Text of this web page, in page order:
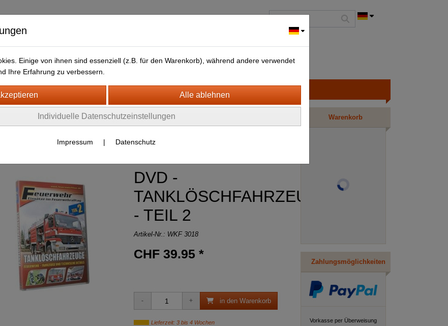
LIEFERFRISTEN ANFAHRTSWEG-GOOGLE MAP
- BLUE-RAY SOFTWARE
DVD + Blu-Ray(1)
DVD -
TANKLÖSCHFAHRZEUGE
- TEIL 2
Artikel-Nr.: WKF 3018
CHF 39.95 *
in den Warenkorb
Lieferzeit: 3 bis 4 Wochen
Warenkorb
Zahlungsmöglichkeiten
Vorkasse per Überweisung
Einige von ihnen sind essenziell (z.B. für den Warenkorb), während andere verwendet
Ihre Erfahrung zu verbessern.
Individuelle Datenschutzeinstellungen
Impressum | Datenschutz